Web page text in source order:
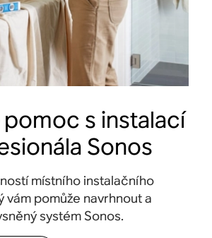
s instalací
Sonos
místního instalačního
vám pomůže navrhnout a
systém Sonos.